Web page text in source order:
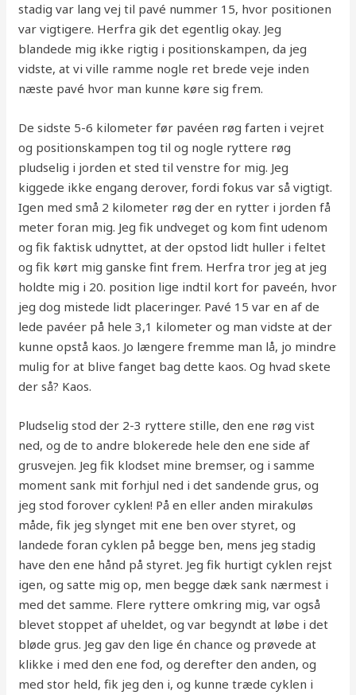
stadig var lang vej til pavé nummer 15, hvor positionen
var vigtigere. Herfra gik det egentlig okay. Jeg
blandede mig ikke rigtig i positionskampen, da jeg
vidste, at vi ville ramme nogle ret brede veje inden
næste pavé hvor man kunne køre sig frem.
De sidste 5-6 kilometer før pavéen røg farten i vejret
og positionskampen tog til og nogle ryttere røg
pludselig i jorden et sted til venstre for mig. Jeg
kiggede ikke engang derover, fordi fokus var så vigtigt.
Igen med små 2 kilometer røg der en rytter i jorden få
meter foran mig. Jeg fik undveget og kom fint udenom
og fik faktisk udnyttet, at der opstod lidt huller i feltet
og fik kørt mig ganske fint frem. Herfra tror jeg at jeg
holdte mig i 20. position lige indtil kort for paveén, hvor
jeg dog mistede lidt placeringer. Pavé 15 var en af de
lede pavéer på hele 3,1 kilometer og man vidste at der
kunne opstå kaos. Jo længere fremme man lå, jo mindre
mulig for at blive fanget bag dette kaos. Og hvad skete
der så? Kaos.
Pludselig stod der 2-3 ryttere stille, den ene røg vist
ned, og de to andre blokerede hele den ene side af
grusvejen. Jeg fik klodset mine bremser, og i samme
moment sank mit forhjul ned i det sandende grus, og
jeg stod forover cyklen! På en eller anden mirakuløs
måde, fik jeg slynget mit ene ben over styret, og
landede foran cyklen på begge ben, mens jeg stadig
have den ene hånd på styret. Jeg fik hurtigt cyklen rejst
igen, og satte mig op, men begge dæk sank nærmest i
med det samme. Flere ryttere omkring mig, var også
blevet stoppet af uheldet, og var begyndt at løbe i det
bløde grus. Jeg gav den lige én chance og prøvede at
klikke i med den ene fod, og derefter den anden, og
med stor held, fik jeg den i, og kunne træde cyklen i